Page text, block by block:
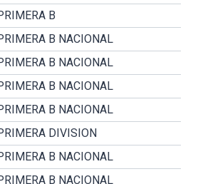
B
B NACIONAL
B NACIONAL
B NACIONAL
B NACIONAL
DIVISION
B NACIONAL
B NACIONAL